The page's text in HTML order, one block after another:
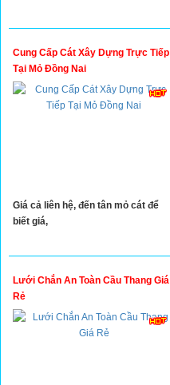
Cung Cấp Cát Xây Dựng Trực Tiếp
Tại Mỏ Đồng Nai
Giá cả liên hệ, đến tân mỏ cát để
biết giá,
Lưới Chắn An Toàn Cầu Thang Giá
Rẻ